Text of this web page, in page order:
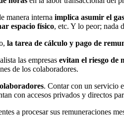
manera interna implica asumir el
espacio físico, etc. Y lo peor; nada
la tarea de cálculo y pago de
las empresas evitan el riesgo de
de los colaboradores.
. Contar con un servicio
con accesos privados y directos
a procesar sus remuneraciones